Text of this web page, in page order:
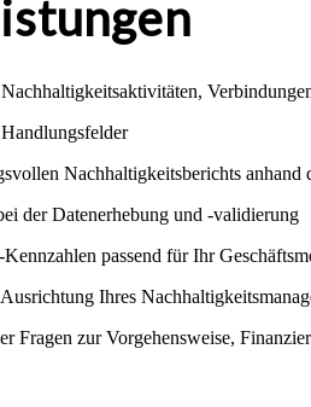
Nachhaltigkeitsberichts anhand
der Datenerhebung und -validierung
passend für Ihr
Ihres
Fragen zur Vorgehensweise,